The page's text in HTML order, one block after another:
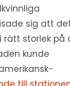
sig att
storlek på
kunde